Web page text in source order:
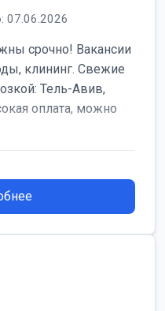
07.06.2026
срочно! Вакансии
клининг. Свежие
Тель-Авив,
оплата, можно